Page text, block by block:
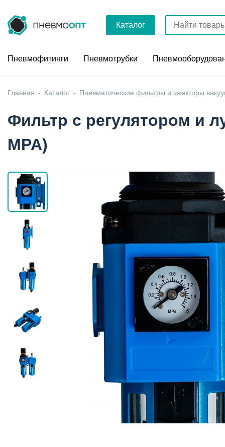
Каталог
Пневмофитинги Пневмотрубки
Главная Каталог Пневматические фильтры и эжекторы
Фильтр с регулятором и
MPA)